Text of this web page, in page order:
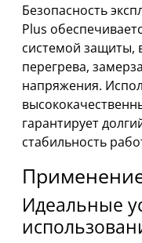
Безопасность
Plus
системой
перегрева,
напряжения.
гарантирует
стабильность
Идеальные